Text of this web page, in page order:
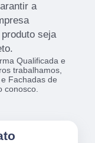
a
seja
Qualificada e
trabalhamos,
Fachadas de
conosco.